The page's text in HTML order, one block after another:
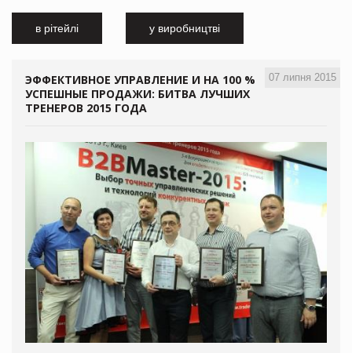
в рітейлі у виробництві
07 липня 2015
ЭФФЕКТИВНОЕ УПРАВЛЕНИЕ И НА 100 %
УСПЕШНЫЕ ПРОДАЖИ: БИТВА ЛУЧШИХ
ТРЕНЕРОВ 2015 ГОДА